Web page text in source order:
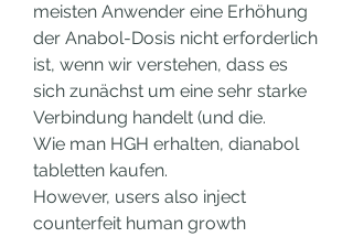
meisten Anwender eine Erhöhung
der Anabol-Dosis nicht erforderlich
ist, wenn wir verstehen, dass es
sich zunächst um eine sehr starke
Verbindung handelt (und die.
Wie man HGH erhalten, dianabol
tabletten kaufen.
However, users also inject
counterfeit human growth